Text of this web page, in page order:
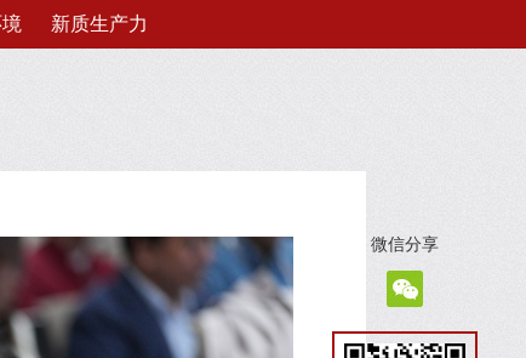
微信分享
新质生产力